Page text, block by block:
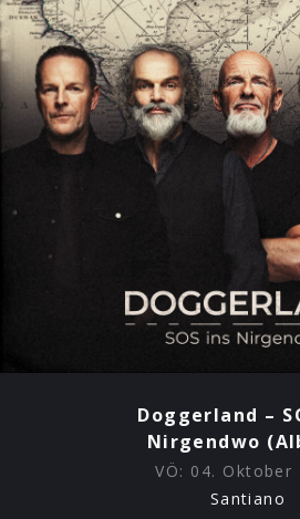
Doggerland –
Nirgendwo
VÖ: 04. Oktober
Santiano